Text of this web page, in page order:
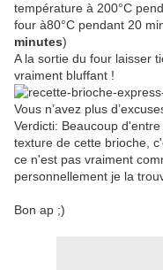
température à 200°C
four à80°C pendant 20
minutes)
A la sortie du four laisser
vraiment bluffant !
Vous n’avez plus
Verdicti: Beaucoup
texture de cette brioche,
ce n'est pas vraiment
personnellement je la
Bon ap ;)